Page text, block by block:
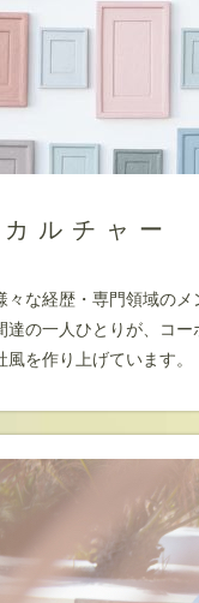
カルチャー
々な経歴・専門領域のメ
達の一人ひとりが、コー
を作り上げています。